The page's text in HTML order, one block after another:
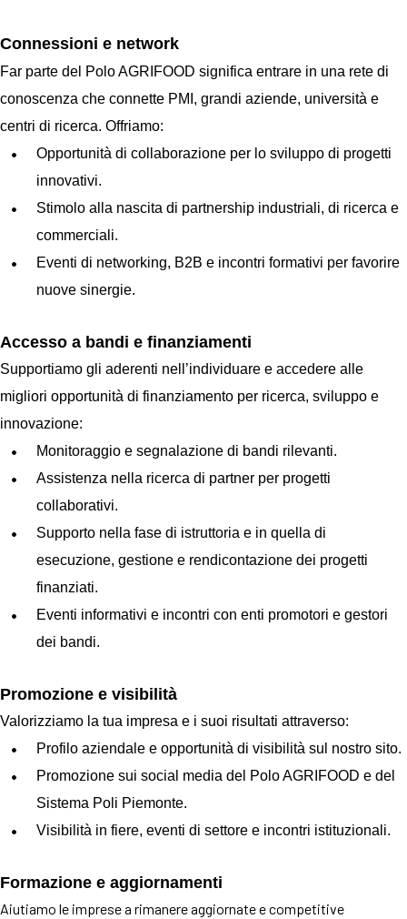
Connessioni e network
Far parte del Polo AGRIFOOD significa entrare in una rete di
conoscenza che connette PMI, grandi aziende, università e
centri di ricerca. Offriamo:
Opportunità di collaborazione per lo sviluppo di progetti
innovativi.
Stimolo alla nascita di partnership industriali, di ricerca e
commerciali.
Eventi di networking, B2B e incontri formativi per favorire
nuove sinergie.
Accesso a bandi e finanziamenti
Supportiamo gli aderenti nell’individuare e accedere alle
migliori opportunità di finanziamento per ricerca, sviluppo e
innovazione:
Monitoraggio e segnalazione di bandi rilevanti.
Assistenza nella ricerca di partner per progetti
collaborativi.
Supporto nella fase di istruttoria e in quella di
esecuzione, gestione e rendicontazione dei progetti
finanziati.
Eventi informativi e incontri con enti promotori e gestori
dei bandi.
Promozione e visibilità
Valorizziamo la tua impresa e i suoi risultati attraverso:
Profilo aziendale e opportunità di visibilità sul nostro sito.
Promozione sui social media del Polo AGRIFOOD e del
Sistema Poli Piemonte.
Visibilità in fiere, eventi di settore e incontri istituzionali.
Formazione e aggiornamenti
Aiutiamo le imprese a rimanere aggiornate e competitive